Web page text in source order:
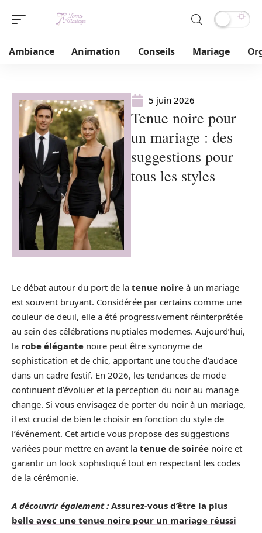
Ambiance Animation Conseils Mariage
5 juin 2026
Tenue noire pour
un mariage : des
suggestions pour
tous les styles
Le débat autour du port de la tenue noire à un mariage
est souvent bruyant. Considérée par certains comme une
couleur de deuil, elle a été progressivement réinterprétée
au sein des célébrations nuptiales modernes. Aujourd’hui,
la robe élégante noire peut être synonyme de
sophistication et de chic, apportant une touche d’audace
dans un cadre festif. En 2026, les tendances de mode
continuent d’évoluer et la perception du noir au mariage
change. Si vous envisagez de porter du noir à un mariage,
il est crucial de bien le choisir en fonction du style de
l’événement. Cet article vous propose des suggestions
variées pour mettre en avant la tenue de soirée noire et
garantir un look sophistiqué tout en respectant les codes
de la cérémonie.
A découvrir également : Assurez-vous d’être la plus
belle avec une tenue noire pour un mariage réussi